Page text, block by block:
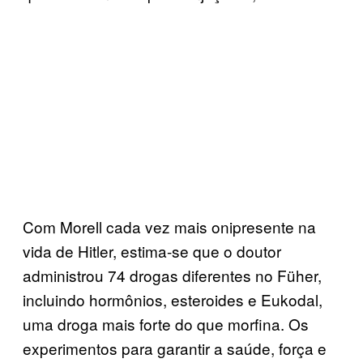
Com Morell cada vez mais onipresente na
vida de Hitler, estima-se que o doutor
administrou 74 drogas diferentes no Füher,
incluindo hormônios, esteroides e Eukodal,
uma droga mais forte do que morfina. Os
experimentos para garantir a saúde, força e